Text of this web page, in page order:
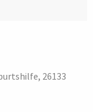
26133